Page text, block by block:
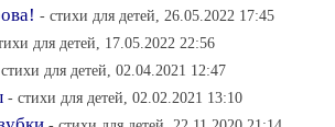
- стихи для детей, 26.05.2022 17:45
для детей, 17.05.2022 22:56
для детей, 02.04.2021 12:47
- стихи для детей, 02.02.2021 13:10